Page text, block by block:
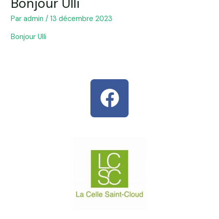
Paradmin/13 décembre 2023
Bonjour Ulli
F
a
c
b
o
o